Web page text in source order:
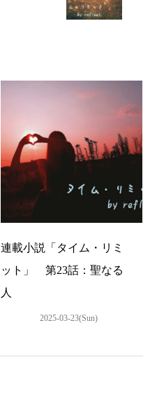
連載小説「タイム・リミ
ット」 第23話：聖なる
人
2025-03-23(Sun)